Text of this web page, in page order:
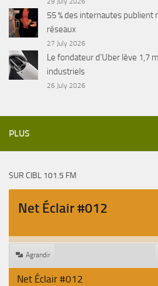
55 % des internautes publient
réseaux
27 July 2026
Le fondateur d’Uber lève 1,7
industriels
26 July 2026
PLUS
SUR CIBL 101.5 FM
Net Éclair #012
Agrandir
Net Éclair #012